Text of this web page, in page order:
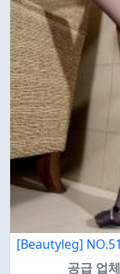
[Beautyleg]
공급 업체